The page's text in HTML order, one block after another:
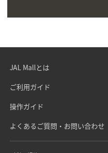
JAL Mallとは
ご利用ガイド
操作ガイド
よくあるご質問・お問い合わせ